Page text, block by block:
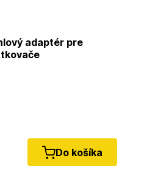
adaptér pre
Do košíka